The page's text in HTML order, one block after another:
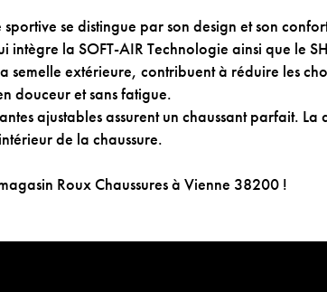
se distingue par son design et son
intègre la SOFT-AIR Technologie ainsi que le
semelle extérieure, contribuent à réduire les
douceur et sans fatigue.
ajustables assurent un chaussant parfait.
de la chaussure.
Roux Chaussures à Vienne 38200 !